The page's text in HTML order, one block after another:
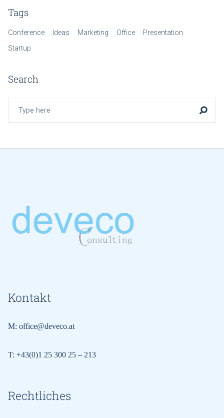
Tags
Conference Ideas Marketing Office
Presentation
Startup
Search
Search
Kontakt
M: office@deveco.at
T: +43(0)1 25 300 25 – 213
Rechtliches